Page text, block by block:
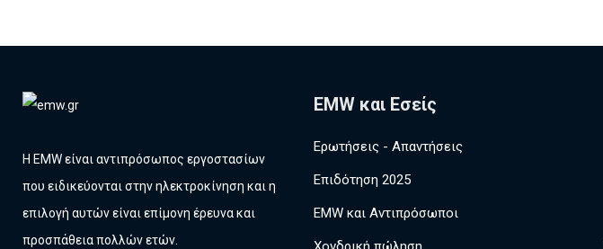
Η EMW είναι αντιπρόσωπος εργοστασίων
που ειδικεύονται στην ηλεκτροκίνηση και η
επιλογή αυτών είναι επίμονη έρευνα και
προσπάθεια πολλών ετών.
EMW και Εσείς
Ερωτήσεις - Απαντήσεις
Επιδότηση 2025
EMW και Αντιπρόσωποι